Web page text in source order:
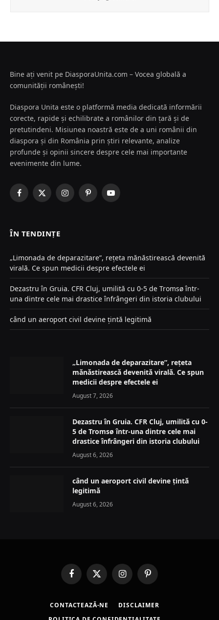
Bine ați venit pe DiasporaUnita.com – Vocea globală a
comunității românești!
Diaspora Unita este o platformă media dedicată informării
corecte, rapide și echilibrate a românilor din țară și de
pretutindeni. Misiunea noastră este de a uni românii din
diaspora și din România prin știri relevante, analize
profunde și opinii sincere despre cele mai importante
evenimente din lume.
Facebook
X
InstagramPinterestYouTube
ÎN TENDINȚE
„Limonada de deparazitare”, rețeta mănăstirească devenită
virală. Ce spun medicii despre efectele ei
Dezastru în Gruia. CFR Cluj, umilită cu 0-5 de Tromsø într-
una dintre cele mai drastice înfrângeri din istoria clubului
când un aeroport civil devine țintă legitimă
„Limonada de deparazitare”, rețeta
mănăstirească devenită virală. Ce spun
medicii despre efectele ei
August 7, 2026
Dezastru în Gruia. CFR Cluj, umilită cu 0-
5 de Tromsø într-una dintre cele mai
drastice înfrângeri din istoria clubului
August 6, 2026
când un aeroport civil devine țintă
legitimă
August 6, 2026
FacebookX
(Twitter)
InstagramPinterest
CONTACTEAZĂ-NE
DISCLAIMER